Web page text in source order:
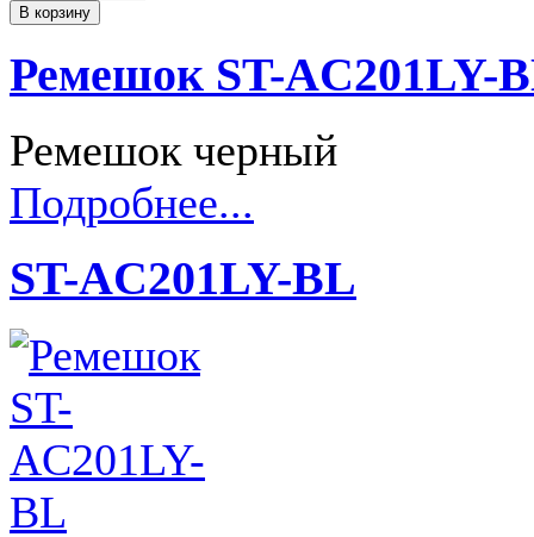
Ремешок ST-AC201LY-
Ремешок черный
Подробнее...
ST-AC201LY-BL